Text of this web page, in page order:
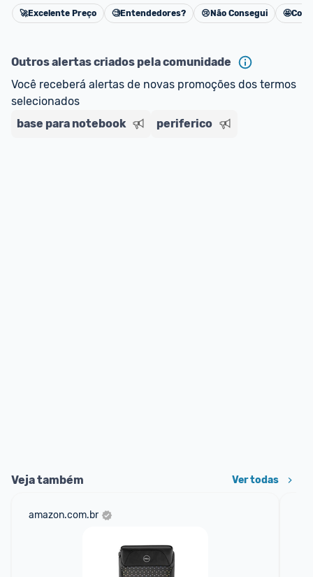
Cancelar
🚀Excelente Preço 🧐Entendedores? 😢 Não Consegui 🤩
Outros alertas criados pela comunidade
Você receberá alertas de novas promoções dos termos
selecionados
base para notebook
periferico
Veja também Ver todas
amazon.com.br